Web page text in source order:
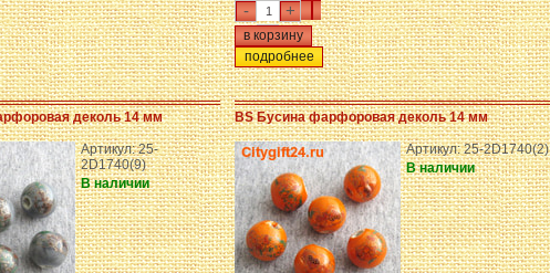
- +
подробнее
деколь 14 мм
Артикул: 25-
2D1740(9)
В наличии
BS Бусина фарфоровая деколь 14 мм
Артикул: 25-2D1740(2)
В наличии